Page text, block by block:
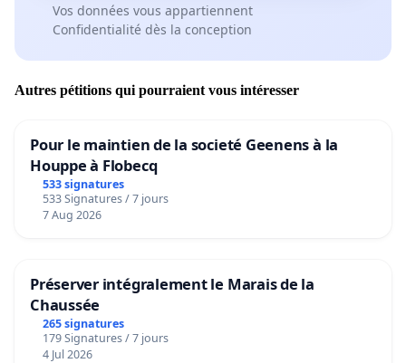
Vos données vous appartiennent
Confidentialité dès la conception
Autres pétitions qui pourraient vous intéresser
Pour le maintien de la societé Geenens à la
Houppe à Flobecq
533 signatures
533 Signatures / 7 jours
7 Aug 2026
Préserver intégralement le Marais de la
Chaussée
265 signatures
179 Signatures / 7 jours
4 Jul 2026